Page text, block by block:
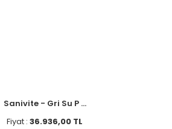
Sanivite - Gri Su P ...
Fiyat :36.936,00 TL